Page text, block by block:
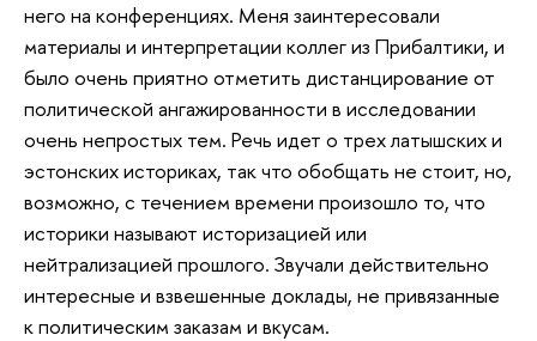
него на конференциях. Меня заинтересовали
материалы и интерпретации коллег из Прибалтики, и
было очень приятно отметить дистанцирование от
политической ангажированности в исследовании
очень непростых тем. Речь идет о трех латышских и
эстонских историках, так что обобщать не стоит, но,
возможно, с течением времени произошло то, что
историки называют историзацией или
нейтрализацией прошлого. Звучали действительно
интересные и взвешенные доклады, не привязанные
к политическим заказам и вкусам.